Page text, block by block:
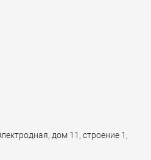
дом 11, строение 1,